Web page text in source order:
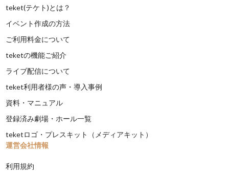
teket(テケト)とは？
イベント作成の方法
ご利用料金について
teketの機能ご紹介
ライブ配信について
teket利用者様の声・導入事例
資料・マニュアル
登録済み劇場・ホール一覧
teketロゴ・プレスキット（メディアキット）
運営会社情報
利用規約